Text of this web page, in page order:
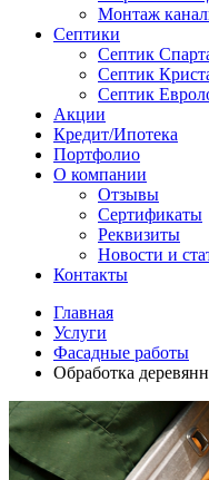
Монтаж
Септики
Септик
Септик
Септик
Акции
Кредит/Ипотека
Портфолио
О компании
Отзывы
Сертификаты
Реквизиты
Новости и
Контакты
Главная
Услуги
Фасадные работы
Обработка